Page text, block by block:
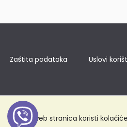
Zaštita podataka Uslovi
Ova web stranica koristi